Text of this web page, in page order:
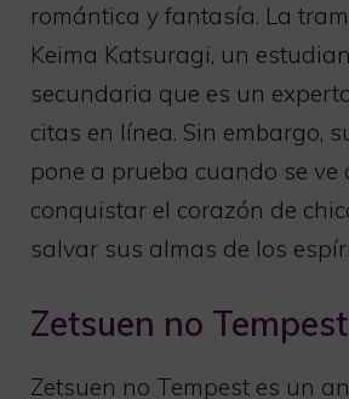
romántica y fantasía. La
Keima Katsuragi, un
secundaria que es un
citas en línea. Sin embargo,
pone a prueba cuando se ve
conquistar el corazón de
salvar sus almas de los
Zetsuen no Tempest
Zetsuen no Tempest es un